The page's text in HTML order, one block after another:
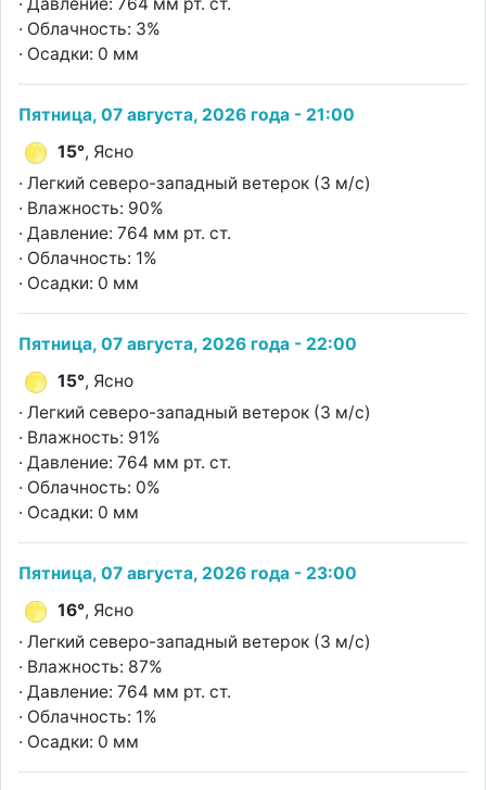
· Облачность: 3%
· Осадки: 0 мм
Пятница, 07 августа, 2026 года - 21:00
15°, Ясно
· Легкий северо-западный ветерок (3 м/с)
· Влажность: 90%
· Давление: 764 мм рт. ст.
· Облачность: 1%
· Осадки: 0 мм
Пятница, 07 августа, 2026 года - 22:00
15°, Ясно
· Легкий северо-западный ветерок (3 м/с)
· Влажность: 91%
· Давление: 764 мм рт. ст.
· Облачность: 0%
· Осадки: 0 мм
Пятница, 07 августа, 2026 года - 23:00
16°, Ясно
· Легкий северо-западный ветерок (3 м/с)
· Влажность: 87%
· Давление: 764 мм рт. ст.
· Облачность: 1%
· Осадки: 0 мм